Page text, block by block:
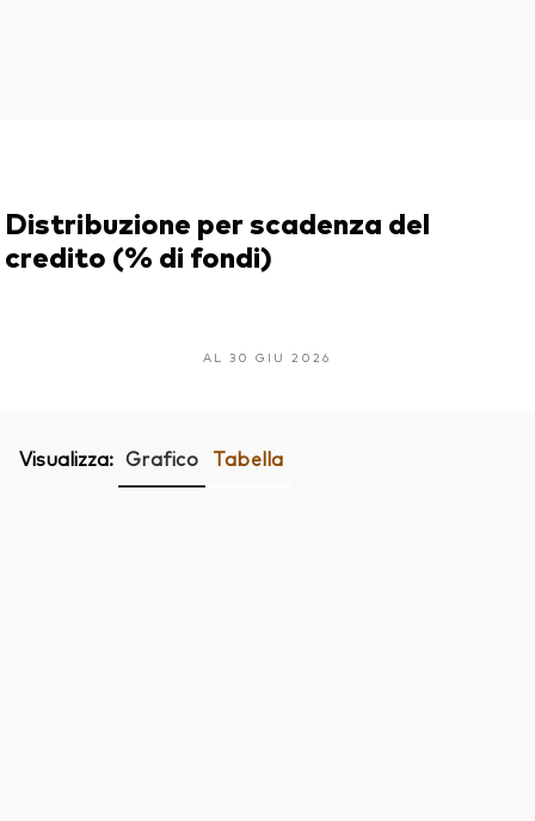
Distribuzione per scadenza del
credito (% di fondi)
AL 30 GIU 2026
Visualizza: Grafico Tabella